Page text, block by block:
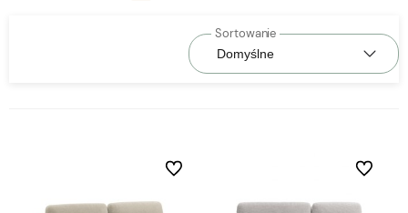
Wybierz coś dla siebie z naszej aktualnej oferty lub
zaloguj się, aby przywrócić dodane produkty do listy
Do ulubionych Do